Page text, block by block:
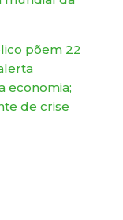
põem 22
economia;
de crise